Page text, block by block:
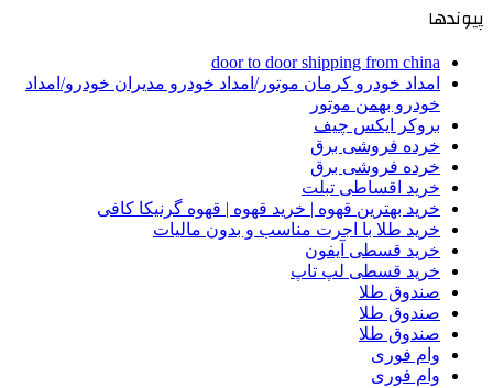
پیوندها
door to door shipping from china
امداد خودرو کرمان موتور/امداد خودرو مدیران خودرو/امداد
خودرو بهمن موتور
بروکر ایکس چیف
خرده فروشی برق
خرده فروشی برق
خرید اقساطی تبلت
خرید بهترین قهوه | خرید قهوه | قهوه گرنیکا کافی
خرید طلا با اجرت مناسب و بدون مالیات
خرید قسطی آیفون
خرید قسطی لپ تاپ
صندوق طلا
صندوق طلا
صندوق طلا
وام فوری
وام فوری